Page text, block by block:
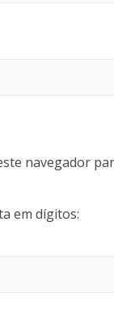
navegador
em dígitos: